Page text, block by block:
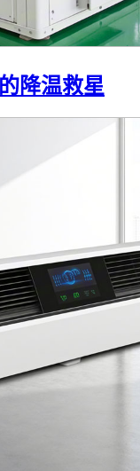
降温救星